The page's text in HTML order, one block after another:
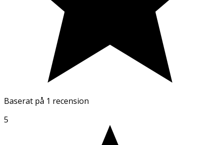
Baserat på 1 recension
5